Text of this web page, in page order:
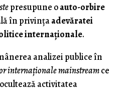
presupune oauto-orbire
în privinţaadevăratei
internaţionale.
analizei publice în
internaţionale mainstreamce
activitatea